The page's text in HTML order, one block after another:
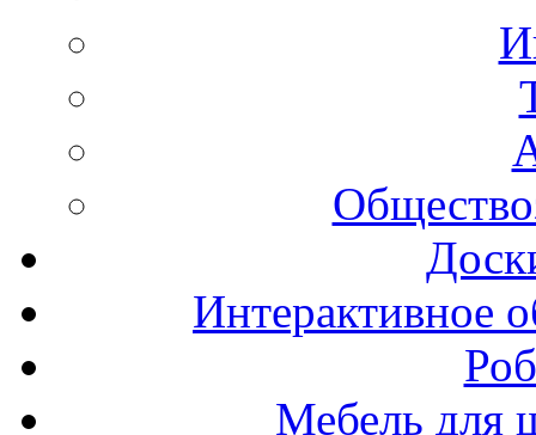
Интерактивное
Мебель для